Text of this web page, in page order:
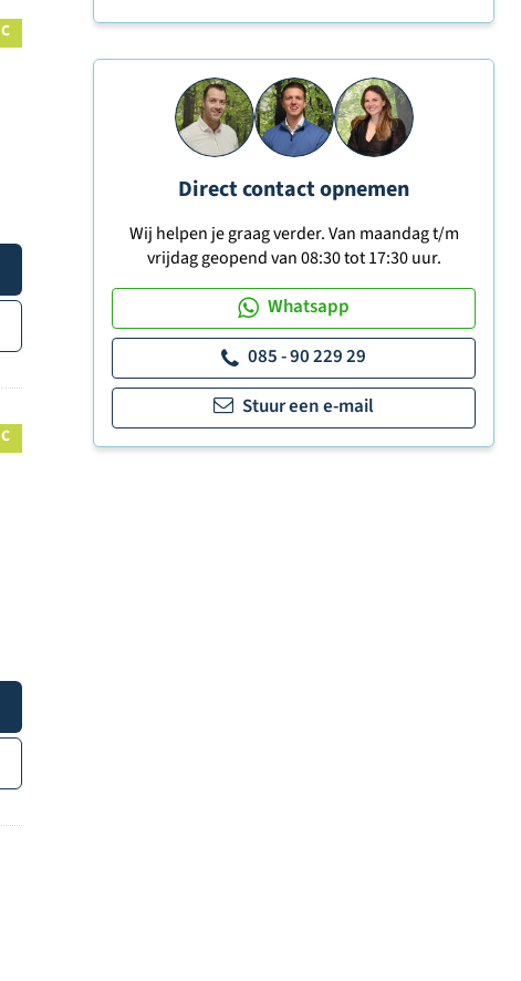
C
C
Direct contact opnemen
Wij helpen je graag verder. Van maandag t/m
vrijdag geopend van 08:30 tot 17:30 uur.
Whatsapp
085 - 90 229 29
Stuur een e-mail